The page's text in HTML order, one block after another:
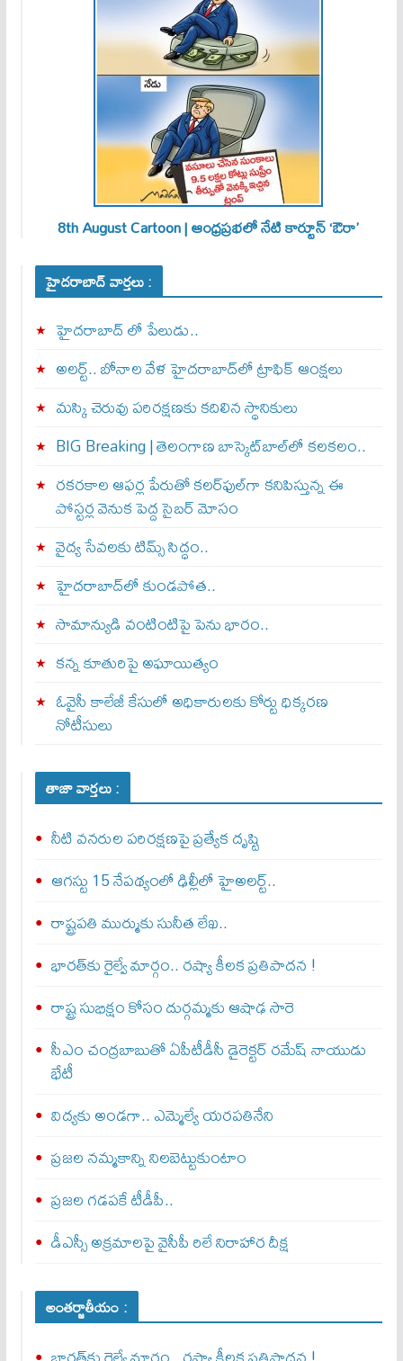
8th August Cartoon | ఆంధ్రప్రభలో నేటి కార్టూన్ ‘ఔరా’
హైదరాబాద్ వార్తలు :
హైదరాబాద్ లో పేలుడు..
అలర్ట్‌.. బోనాల వేళ హైదరాబాద్‌లో ట్రాఫిక్‌ ఆంక్షలు
మస్కి చెరువు పరిరక్షణకు కదిలిన స్థానికులు
BIG Breaking | తెలంగాణ బాస్కెట్‌బాల్‌లో కలకలం..
రకరకాల ఆఫర్ల పేరుతో కలర్‌ఫుల్‌గా కనిపిస్తున్న ఈ
పోస్టర్ల వెనుక పెద్ద సైబర్ మోసం
వైద్య సేవలకు టిమ్స్‌ సిద్ధం..
హైదరాబాద్‌లో కుండపోత..
సామాన్యుడి వంటింటిపై పెను భారం..
కన్న కూతురిపై అఘాయిత్యం
ఓవైసీ కాలేజీ కేసులో అధికారులకు కోర్టు ధిక్కరణ
నోటీసులు
తాజా వార్తలు :
నీటి వనరుల పరిరక్షణపై ప్రత్యేక దృష్టి
ఆగస్టు 15 నేపథ్యంలో ఢిల్లీలో హైఅలర్ట్..
రాష్ట్రపతి ముర్ముకు సునీత లేఖ..
భారత్‌కు రైల్వే మార్గం.. రష్యా కీలక ప్రతిపాదన !
రాష్ట్ర సుభిక్షం కోసం దుర్గమ్మకు ఆషాఢ సారె
సీఎం చంద్రబాబుతో ఏపీటీడీసీ డైరెక్టర్‌ రమేష్‌ నాయుడు
భేటీ
విద్యకు అండగా.. ఎమ్మెల్యే యరపతినేని
ప్రజల నమ్మకాన్ని నిలబెట్టుకుంటాం
ప్రజల గడపకే టీడీపీ..
డీఎస్సీ అక్రమాలపై వైసీపీ రిలే నిరాహార దీక్ష
అంతర్జాతీయం :